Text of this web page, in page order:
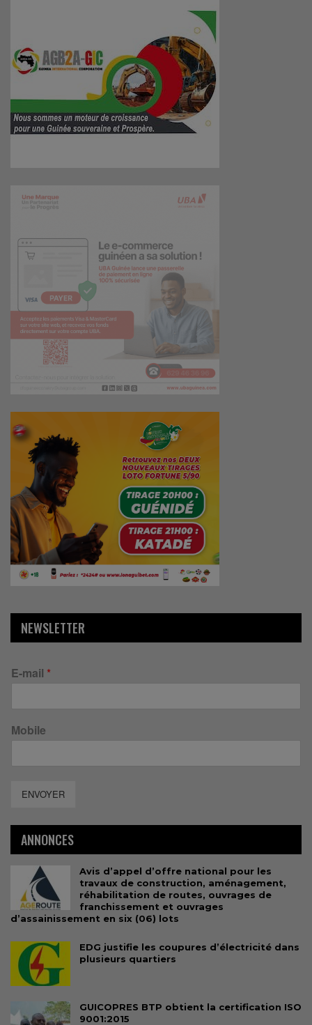
NEWSLETTER
E-mail *
Mobile
ENVOYER
ANNONCES
Avis d’appel d’offre national pour les
travaux de construction, aménagement,
réhabilitation de routes, ouvrages de
franchissement et ouvrages
d’assainissement en six (06) lots
EDG justifie les coupures d’électricité dans
plusieurs quartiers
GUICOPRES BTP obtient la certification ISO
9001:2015